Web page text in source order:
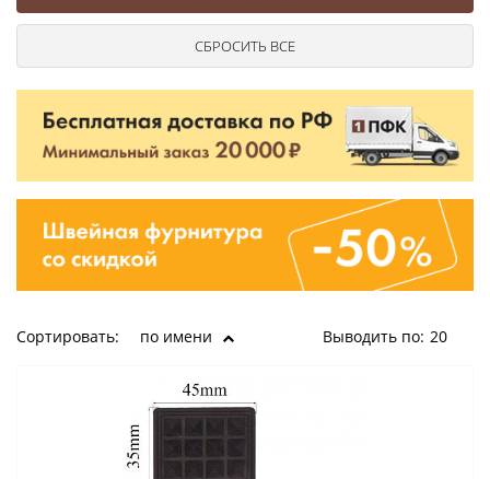
Сортировать: по имени Выводить по: 20
Ушковые
Цепочки шарики с замком
Ткани
Элементы декора